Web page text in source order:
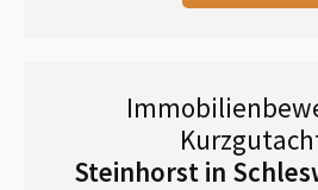
Steinhorst in